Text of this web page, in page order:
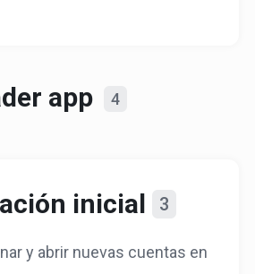
app 4
inicial 3
y abrir nuevas cuentas en